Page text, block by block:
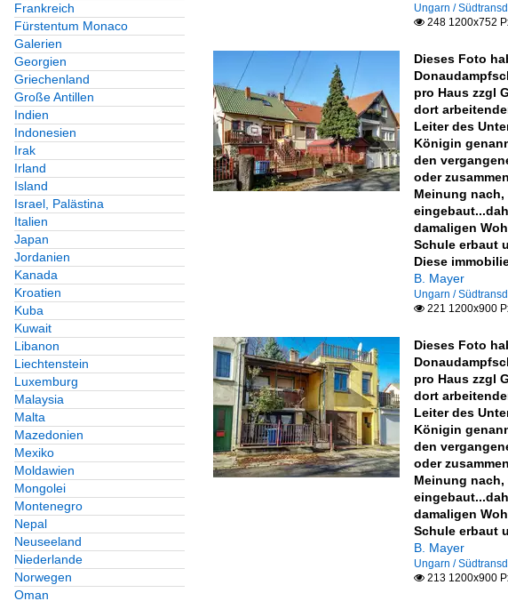
Frankreich
Fürstentum Monaco
Galerien
Georgien
Griechenland
Große Antillen
Indien
Indonesien
Irak
Irland
Island
Israel, Palästina
Italien
Japan
Jordanien
Kanada
Kroatien
Kuba
Kuwait
Libanon
Liechtenstein
Luxemburg
Malaysia
Malta
Mazedonien
Mexiko
Moldawien
Mongolei
Montenegro
Nepal
Neuseeland
Niederlande
Norwegen
Oman
Ungarn /
248 1200x752
Dieses Foto
pro Haus zzgl
dort
Leiter des
Königin
den
oder
Meinung
damaligen
Schule erbaut
Diese
B. Mayer
Ungarn /
221 1200x900
Dieses Foto
pro Haus zzgl
dort
Leiter des
Königin
den
oder
Meinung
damaligen
Schule erbaut
B. Mayer
Ungarn /
213 1200x900